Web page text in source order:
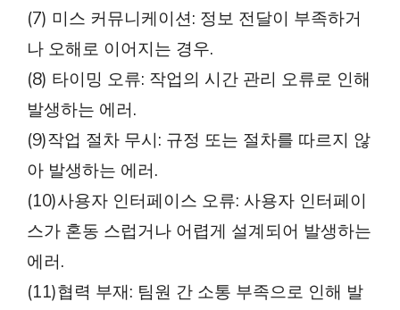
(7) 미스 커뮤니케이션: 정보 전달이 부족하거
나 오해로 이어지는 경우.
(8) 타이밍 오류: 작업의 시간 관리 오류로 인해
발생하는 에러.
(9)작업 절차 무시: 규정 또는 절차를 따르지 않
아 발생하는 에러.
(10)사용자 인터페이스 오류: 사용자 인터페이
스가 혼동 스럽거나 어렵게 설계되어 발생하는
에러.
(11)협력 부재: 팀원 간 소통 부족으로 인해 발